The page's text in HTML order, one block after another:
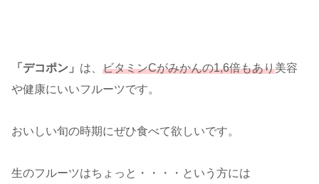
「デコポン」 は、 ビタミンCがみかんの1,6倍もあり美容
や健康にいいフルーツです。
おいしい旬の時期にぜひ食べて欲しいです。
生のフルーツはちょっと・・・・という方には